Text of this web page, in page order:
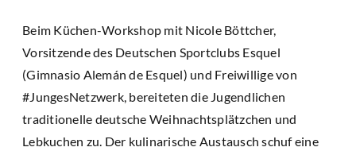
Beim Küchen-Workshop mit Nicole Böttcher,
Vorsitzende des Deutschen Sportclubs Esquel
(Gimnasio Alemán de Esquel) und Freiwillige von
#JungesNetzwerk, bereiteten die Jugendlichen
traditionelle deutsche Weihnachtsplätzchen und
Lebkuchen zu. Der kulinarische Austausch schuf eine